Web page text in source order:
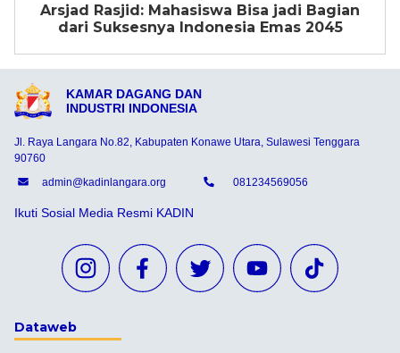
Arsjad Rasjid: Mahasiswa Bisa jadi Bagian
dari Suksesnya Indonesia Emas 2045
KAMAR DAGANG DAN
INDUSTRI INDONESIA
Jl. Raya Langara No.82, Kabupaten Konawe Utara, Sulawesi Tenggara
90760
admin@kadinlangara.org
081234569056
Ikuti Sosial Media Resmi KADIN
Dataweb